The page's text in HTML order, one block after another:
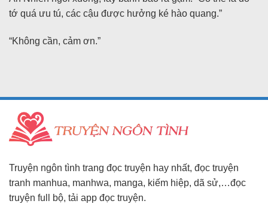
tớ quá ưu tú, các cậu được hưởng ké hào quang.”
“Không cần, cảm ơn.”
Truyện ngôn tình trang đọc truyện hay nhất, đọc truyện
tranh manhua, manhwa, manga, kiếm hiệp, dã sử,…đọc
truyện full bộ, tải app đọc truyện.